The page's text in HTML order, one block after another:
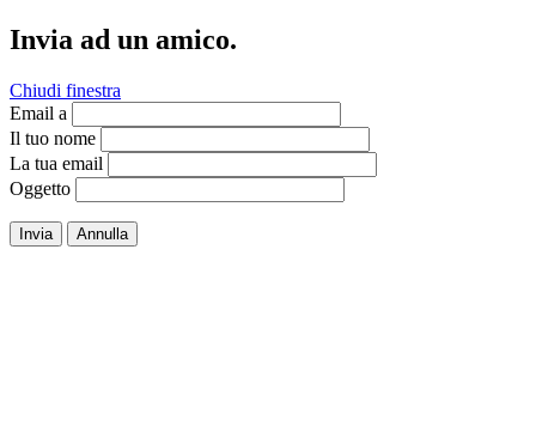
Invia ad un amico.
Chiudi finestra
Email a
Il tuo nome
La tua email
Oggetto
Invia Annulla